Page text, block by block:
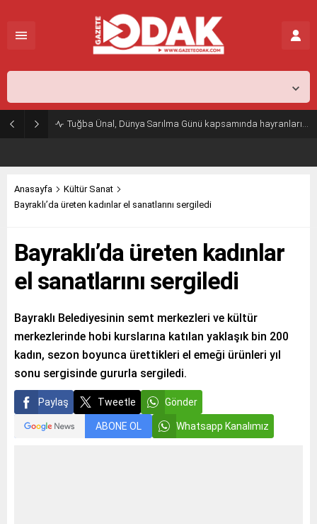
Tuğba Ünal, Dünya Sarılma Günü kapsamında hayranlarıyla buluştu
Anasayfa
Kültür Sanat
Bayraklı’da üreten kadınlar el sanatlarını sergiledi
Bayraklı’da üreten kadınlar
el sanatlarını sergiledi
Bayraklı Belediyesinin semt merkezleri ve kültür
merkezlerinde hobi kurslarına katılan yaklaşık bin 200
kadın, sezon boyunca ürettikleri el emeği ürünleri yıl
sonu sergisinde gururla sergiledi.
Paylaş Tweetle Gönder
ABONE OL Whatsapp Kanalımız